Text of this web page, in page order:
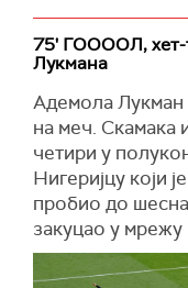
75' ГООООЛ, хет-
Лукмана
Адемола Лукман
на меч. Скамака
четири у
Нигеријцу који
пробио до
закуцао у